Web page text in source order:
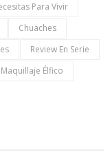
Para Vivir
Chuaches
Review En Serie
Maquillaje Élfico